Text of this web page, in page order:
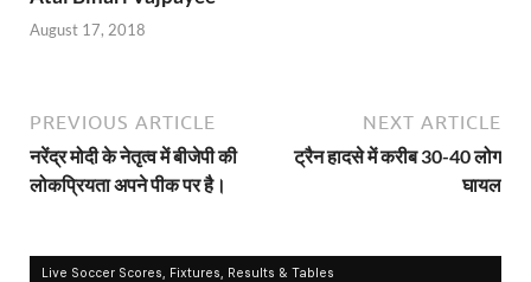
August 17, 2018
PREVIOUS ARTICLE
नरेंद्र मोदी के नेतृत्व में बीजेपी की
लोकप्रियता अपने पीक पर है।
NEXT ARTICLE
ट्रैन हादसे में करीब 30-40 लोग
घायल